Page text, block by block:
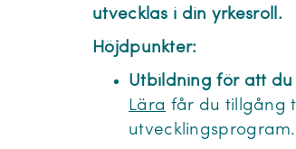
utvecklas i din yrkesroll.
Höjdpunkter:
Utbildning för att du
Lära får du tillgång
utvecklingsprogram.